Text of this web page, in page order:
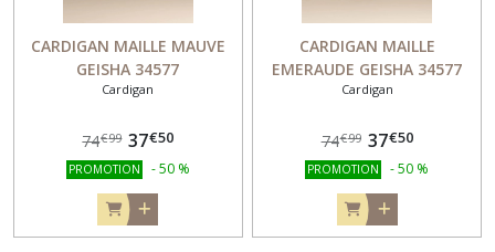
CARDIGAN MAILLE MAUVE
GEISHA 34577
Cardigan
74€99 37€50
PROMOTION -50 %
CARDIGAN MAILLE
EMERAUDE GEISHA 34577
Cardigan
74€99 37€50
PROMOTION -50 %